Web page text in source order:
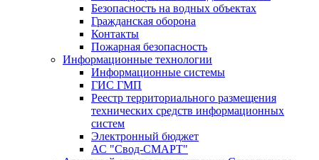
Безопасность на водных объектах
Гражданская оборона
Контакты
Пожарная безопасность
Информационные технологии
Информационные системы
ГИС ГМП
Реестр территориального размещения
технических средств информационных
систем
Электронный бюджет
АС "Свод-СМАРТ"